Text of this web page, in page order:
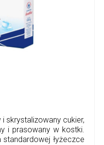
skrystalizowany cukier,
i prasowany w kostki.
łyżeczce